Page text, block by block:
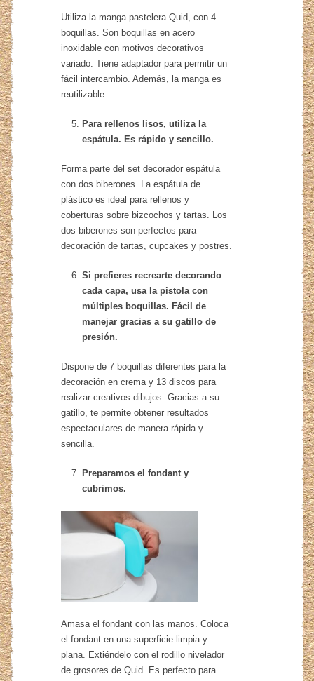
Utiliza la manga pastelera Quid, con 4
boquillas. Son boquillas en acero
inoxidable con motivos decorativos
variado. Tiene adaptador para permitir un
fácil intercambio. Además, la manga es
reutilizable.
Para rellenos lisos, utiliza la
espátula. Es rápido y sencillo.
Forma parte del set decorador espátula
con dos biberones. La espátula de
plástico es ideal para rellenos y
coberturas sobre bizcochos y tartas. Los
dos biberones son perfectos para
decoración de tartas, cupcakes y postres.
Si prefieres recrearte decorando
cada capa, usa la pistola con
múltiples boquillas. Fácil de
manejar gracias a su gatillo de
presión.
Dispone de 7 boquillas diferentes para la
decoración en crema y 13 discos para
realizar creativos dibujos. Gracias a su
gatillo, te permite obtener resultados
espectaculares de manera rápida y
sencilla.
Preparamos el fondant y
cubrimos.
Amasa el fondant con las manos. Coloca
el fondant en una superficie limpia y
plana. Extiéndelo con el rodillo nivelador
de grosores de Quid. Es perfecto para